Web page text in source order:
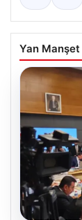
Yan Manşet